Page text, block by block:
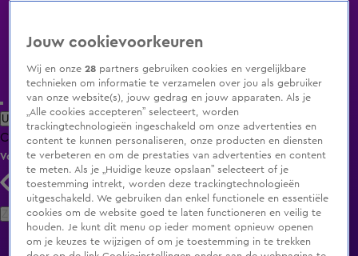
Uitzending Gemist Populaire programma's Zenders Genres
ClipsFilmsRadioSmart TV inlogShop
Volg KIJK
Zoeken
Jouw cookievoorkeuren
Wij en onze28 partners gebruiken cookies en vergelijkbare
technieken om informatie te verzamelen over jou als gebruiker
van onze website(s), jouw gedrag en jouw apparaten. Als je
„Alle cookies accepteren” selecteert, worden
trackingtechnologieën ingeschakeld om onze advertenties en
content te kunnen personaliseren, onze producten en diensten
te verbeteren en om de prestaties van advertenties en content
te meten. Als je „Huidige keuze opslaan” selecteert of je
toestemming intrekt, worden deze trackingtechnologieën
uitgeschakeld. We gebruiken dan enkel functionele en essentiële
cookies om de website goed te laten functioneren en veilig te
houden. Je kunt dit menu op ieder moment opnieuw openen
om je keuzes te wijzigen of om je toestemming in te trekken